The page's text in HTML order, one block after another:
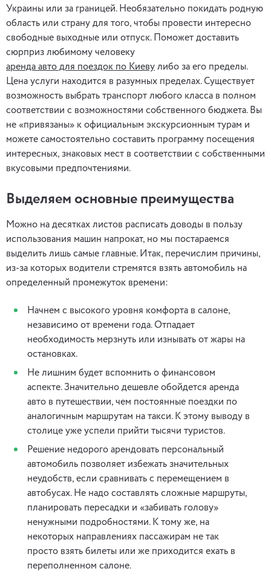
Украины или за границей. Необязательно покидать родную
область или страну для того, чтобы провести интересно
свободные выходные или отпуск. Поможет доставить
сюрприз любимому человеку
аренда авто для поездок по Киеву либо за его пределы.
Цена услуги находится в разумных пределах. Существует
возможность выбрать транспорт любого класса в полном
соответствии с возможностями собственного бюджета. Вы
не «привязаны» к официальным экскурсионным турам и
можете самостоятельно составить программу посещения
интересных, знаковых мест в соответствии с собственными
вкусовыми предпочтениями.
Выделяем основные преимущества
Можно на десятках листов расписать доводы в пользу
использования машин напрокат, но мы постараемся
выделить лишь самые главные. Итак, перечислим причины,
из-за которых водители стремятся взять автомобиль на
определенный промежуток времени:
Начнем с высокого уровня комфорта в салоне,
независимо от времени года. Отпадает
необходимость мерзнуть или изнывать от жары на
остановках.
Не лишним будет вспомнить о финансовом
аспекте. Значительно дешевле обойдется аренда
авто в путешествии, чем постоянные поездки по
аналогичным маршрутам на такси. К этому выводу в
столице уже успели прийти тысячи туристов.
Решение недорого арендовать персональный
автомобиль позволяет избежать значительных
неудобств, если сравнивать с перемещением в
автобусах. Не надо составлять сложные маршруты,
планировать пересадки и «забивать голову»
ненужными подробностями. К тому же, на
некоторых направлениях пассажирам не так
просто взять билеты или же приходится ехать в
переполненном салоне.